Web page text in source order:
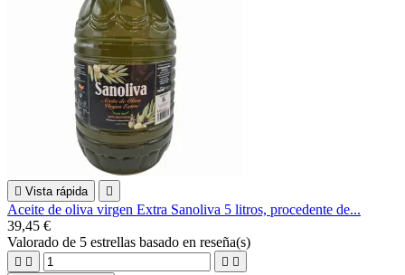
 Vista rápida 
Aceite de oliva virgen Extra Sanoliva 5 litros, procedente de...
39,45 €
Valorado de 5 estrellas basado en reseña(s)
   